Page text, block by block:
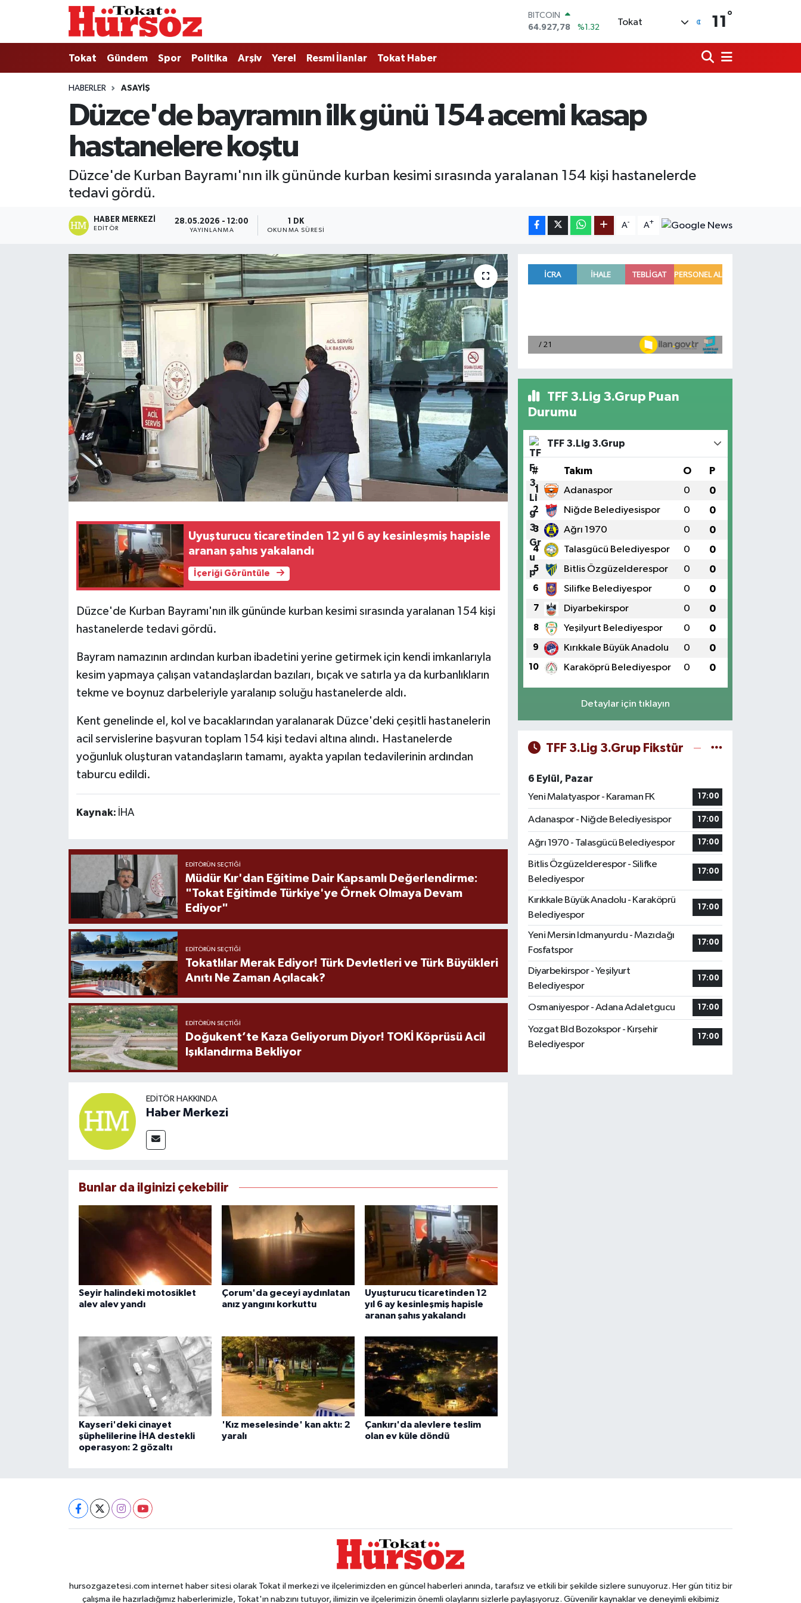
BITCOIN
64.927,78
%1.32
55,0398
%-0.02
GRAM ALTIN
6527.85
%0.54
Tokat 11 °
Tokat Gündem Spor Politika Arşiv Yerel Resmi İlanlar Tokat Haber
HABERLER ASAYIŞ
Düzce'de bayramın ilk günü 154 acemi kasap
hastanelere koştu
Düzce'de Kurban Bayramı'nın ilk gününde kurban kesimi sırasında yaralanan 154 kişi hastanelerde
tedavi gördü.
HABER MERKEZI
EDITÖR
28.05.2026 - 12:00
YAYINLANMA
1 DK
OKUNMA SÜRESI
A- A+
Uyuşturucu ticaretinden 12 yıl 6 ay kesinleşmiş hapisle
aranan şahıs yakalandı
İçeriği Görüntüle
Düzce'de Kurban Bayramı'nın ilk gününde kurban kesimi sırasında yaralanan 154 kişi
hastanelerde tedavi gördü.
Bayram namazının ardından kurban ibadetini yerine getirmek için kendi imkanlarıyla
kesim yapmaya çalışan vatandaşlardan bazıları, bıçak ve satırla ya da kurbanlıkların
tekme ve boynuz darbeleriyle yaralanıp soluğu hastanelerde aldı.
Kent genelinde el, kol ve bacaklarından yaralanarak Düzce'deki çeşitli hastanelerin
acil servislerine başvuran toplam 154 kişi tedavi altına alındı. Hastanelerde
yoğunluk oluşturan vatandaşların tamamı, ayakta yapılan tedavilerinin ardından
taburcu edildi.
Kaynak: İHA
EDITÖRÜN SEÇTIĞI
Müdür Kır'dan Eğitime Dair Kapsamlı Değerlendirme:
"Tokat Eğitimde Türkiye'ye Örnek Olmaya Devam
Ediyor"
EDITÖRÜN SEÇTIĞI
Tokatlılar Merak Ediyor! Türk Devletleri ve Türk Büyükleri
Anıtı Ne Zaman Açılacak?
EDITÖRÜN SEÇTIĞI
Doğukent’te Kaza Geliyorum Diyor! TOKİ Köprüsü Acil
Işıklandırma Bekliyor
EDITÖR HAKKINDA
Haber Merkezi
Bunlar da ilginizi çekebilir
Seyir halindeki motosiklet
alev alev yandı
Çorum'da geceyi aydınlatan
anız yangını korkuttu
Uyuşturucu ticaretinden 12
yıl 6 ay kesinleşmiş hapisle
aranan şahıs yakalandı
Kayseri'deki cinayet
şüphelilerine İHA destekli
operasyon: 2 gözaltı
'Kız meselesinde' kan aktı: 2
yaralı
Çankırı'da alevlere teslim
olan ev küle döndü
TFF 3.Lig 3.Grup Puan
Durumu
TFF 3.Lig 3.Grup
# Takım O P
1 Adanaspor 0 0
2 Niğde Belediyesispor 0 0
3 Ağrı 1970 0 0
4 Talasgücü Belediyespor 0 0
5 Bitlis Özgüzelderespor 0 0
6 Silifke Belediyespor 0 0
7 Diyarbekirspor 0 0
8 Yeşilyurt Belediyespor 0 0
9 Kırıkkale Büyük Anadolu 0 0
10 Karaköprü Belediyespor 0 0
Detaylar için tıklayın
TFF 3.Lig 3.Grup Fikstür
6 Eylül, Pazar
Yeni Malatyaspor - Karaman FK
17:00
Adanaspor - Niğde Belediyesispor 17:00
Ağrı 1970 - Talasgücü Belediyespor 17:00
Bitlis Özgüzelderespor - Silifke
Belediyespor
17:00
Kırıkkale Büyük Anadolu - Karaköprü
Belediyespor
17:00
Yeni Mersin Idmanyurdu - Mazıdağı
Fosfatspor
17:00
Diyarbekirspor - Yeşilyurt
Belediyespor
17:00
Osmaniyespor - Adana Adaletgucu 17:00
Yozgat Bld Bozokspor - Kırşehir
Belediyespor
17:00
hursozgazetesi.com internet haber sitesi olarak Tokat il merkezi ve ilçelerimizden en güncel haberleri anında, tarafsız ve etkili bir şekilde sizlere sunuyoruz. Her gün titiz bir
çalışma ile hazırladığımız haberlerimizle, Tokat'ın nabzını tutuyor, ilimizin ve ilçelerimizin önemli olaylarını sizlerle paylaşıyoruz. Güvenilir kaynaklar ve deneyimli ekibimiz
Tokat
Türkiye Gündemi
Gündem
Politika
Tokat Spor
Tokat Haber
Nöbetçi Eczaneler
Hava Durumu
Tokat Namaz Vakitleri
Trafik Durumu
Tüm Manşetler
Son Dakika Haberleri
Haber Arşivi